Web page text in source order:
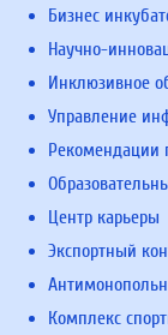
Бизнес
Научно-
Инклюзивное
Управление
Рекомендации
Центр карьеры
Экспортный
Комплекс